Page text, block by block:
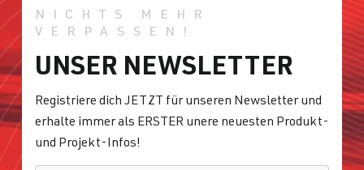
NICHTS MEHR
VERPASSEN!
UNSER NEWSLETTER
Registriere dich JETZT für unseren Newsletter und
erhalte immer als ERSTER unere neuesten Produkt-
und Projekt-Infos!